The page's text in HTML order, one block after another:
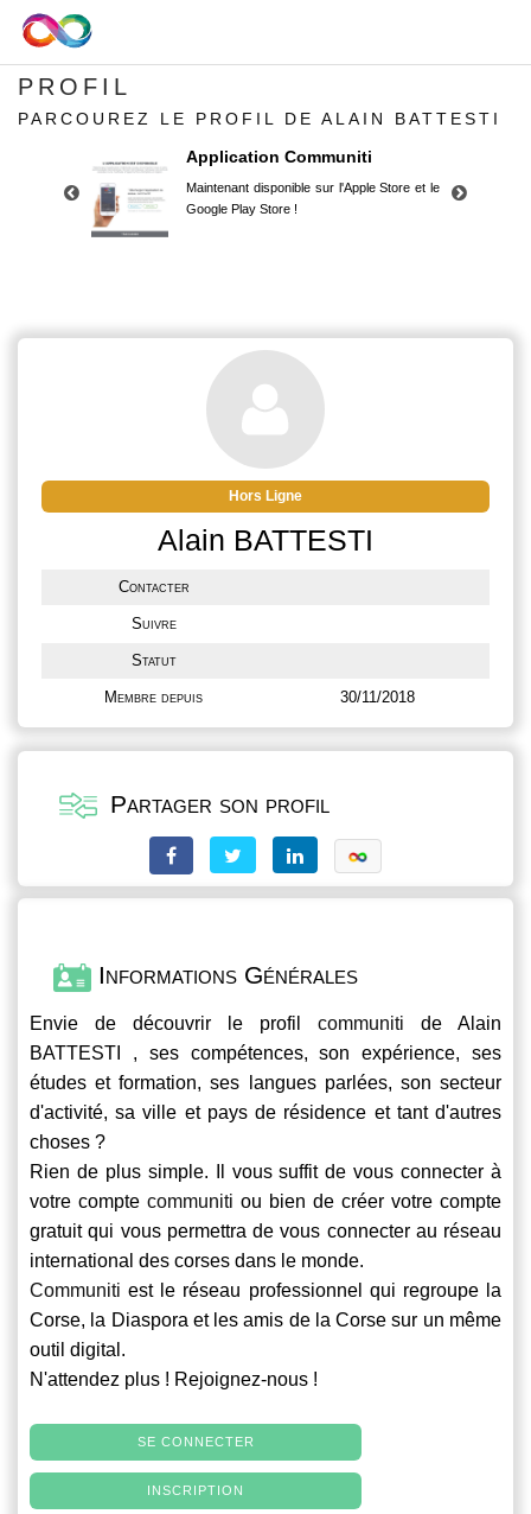
PROFIL
PARCOUREZ LE PROFIL DE ALAIN BATTESTI
Application Communiti
Maintenant disponible sur l'Apple Store et le
Google Play Store !
Google Play Store !
Hors Ligne
Alain BATTESTI
Contacter
Suivre
Statut
Membre depuis 30/11/2018
Partager son profil
Informations Générales
Envie de découvrir le profil communiti de Alain
BATTESTI , ses compétences, son expérience, ses
études et formation, ses langues parlées, son secteur
d'activité, sa ville et pays de résidence et tant d'autres
choses ?
Rien de plus simple. Il vous suffit de vous connecter à
votre compte communiti ou bien de créer votre compte
gratuit qui vous permettra de vous connecter au réseau
international des corses dans le monde.
Communiti est le réseau professionnel qui regroupe la
Corse, la Diaspora et les amis de la Corse sur un même
outil digital.
N'attendez plus ! Rejoignez-nous !
SE CONNECTER
INSCRIPTION